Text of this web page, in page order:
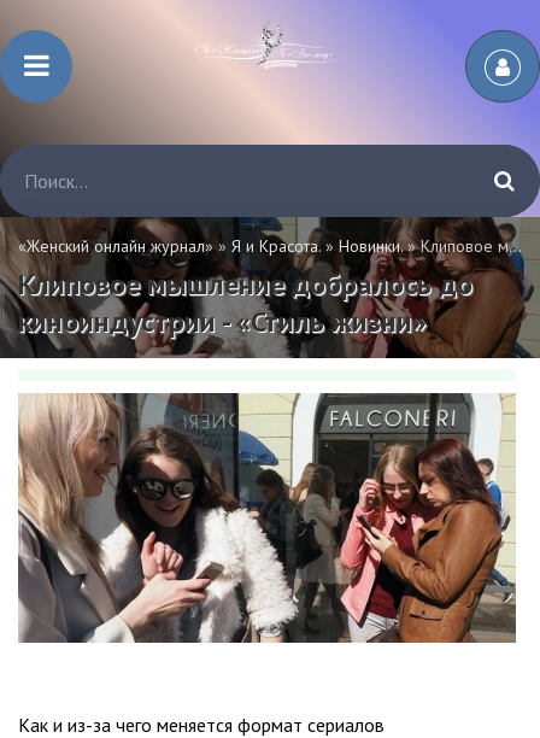
«Женский онлайн журнал»» Я и Красота.» Новинки.» Клиповое мышление добралось до киноиндустрии - «Стиль жизни»
Клиповое мышление добралось до
киноиндустрии - «Стиль жизни»
Как и из-за чего меняется формат сериалов